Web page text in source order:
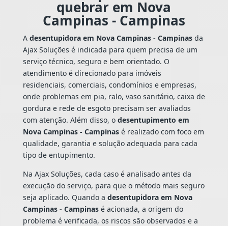
quebrar em Nova
Campinas - Campinas
A desentupidora em Nova Campinas - Campinasda
Ajax Soluções é indicada para quem precisa de um
serviço técnico, seguro e bem orientado. O
atendimento é direcionado para imóveis
residenciais, comerciais, condomínios e empresas,
onde problemas em pia, ralo, vaso sanitário, caixa de
gordura e rede de esgoto precisam ser avaliados
com atenção. Além disso, o desentupimento em
Nova Campinas - Campinasé realizado com foco em
qualidade, garantia e solução adequada para cada
tipo de entupimento.
Na Ajax Soluções, cada caso é analisado antes da
execução do serviço, para que o método mais seguro
seja aplicado. Quando a desentupidora em Nova
Campinas - Campinasé acionada, a origem do
problema é verificada, os riscos são observados e a